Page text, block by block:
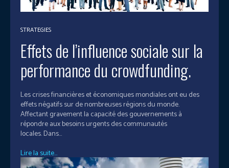
STRATEGIES
Effets de l’influence sociale sur la
performance du crowdfunding.
Les crises financières et économiques mondiales ont eu des
effets négatifs sur de nombreuses régions du monde.
Affectant gravement la capacité des gouvernements à
répondre aux besoins urgents des communautés
locales. Dans...
Lire la suite...